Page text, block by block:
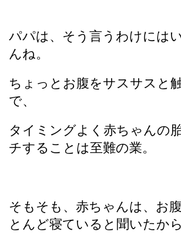
パパは、そう言うわけには
んね。
ちょっとお腹をサスサスと
で、
タイミングよく赤ちゃんの
チすることは至難の業。
そもそも、赤ちゃんは、お
とんど寝ていると聞いたから